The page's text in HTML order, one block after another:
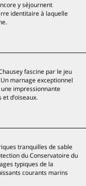
y séjournent
identitaire à laquelle
fascine par le jeu
marnage exceptionnel
impressionnante
d’oiseaux.
tranquilles de sable
du Conservatoire du
typiques de la
courants marins